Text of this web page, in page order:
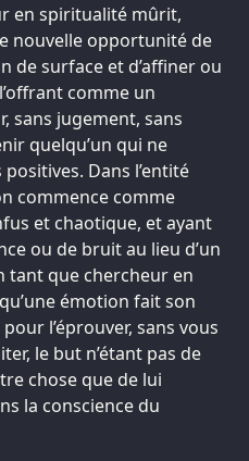
en spiritualité mûrit,
nouvelle opportunité de
de surface et d’affiner ou
comme un
sans jugement, sans
quelqu’un qui ne
Dans l’entité
commence comme
et chaotique, et ayant
ou de bruit au lieu d’un
tant que chercheur en
émotion fait son
l’éprouver, sans vous
le but n’étant pas de
chose que de lui
la conscience du